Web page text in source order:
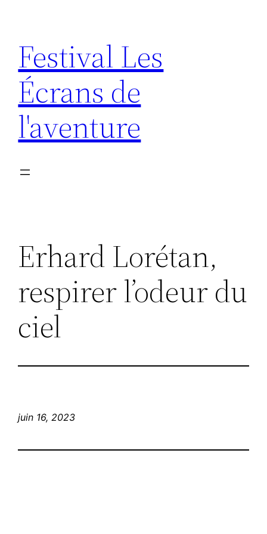
contenu
Festival Les
Écrans de
l'aventure
Erhard Lorétan,
respirer l’odeur du
ciel
juin 16, 2023